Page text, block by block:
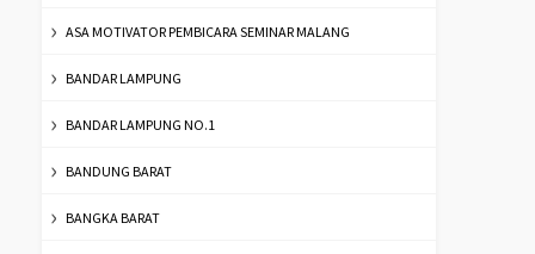
ASA MOTIVATOR PEMBICARA SEMINAR MALANG
BANDAR LAMPUNG
BANDAR LAMPUNG NO.1
BANDUNG BARAT
BANGKA BARAT